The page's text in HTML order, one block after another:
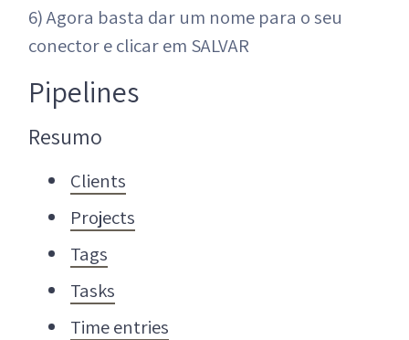
6) Agora basta dar um nome para o seu
conector e clicar em SALVAR
Pipelines
Resumo
Clients
Projects
Tags
Tasks
Time entries